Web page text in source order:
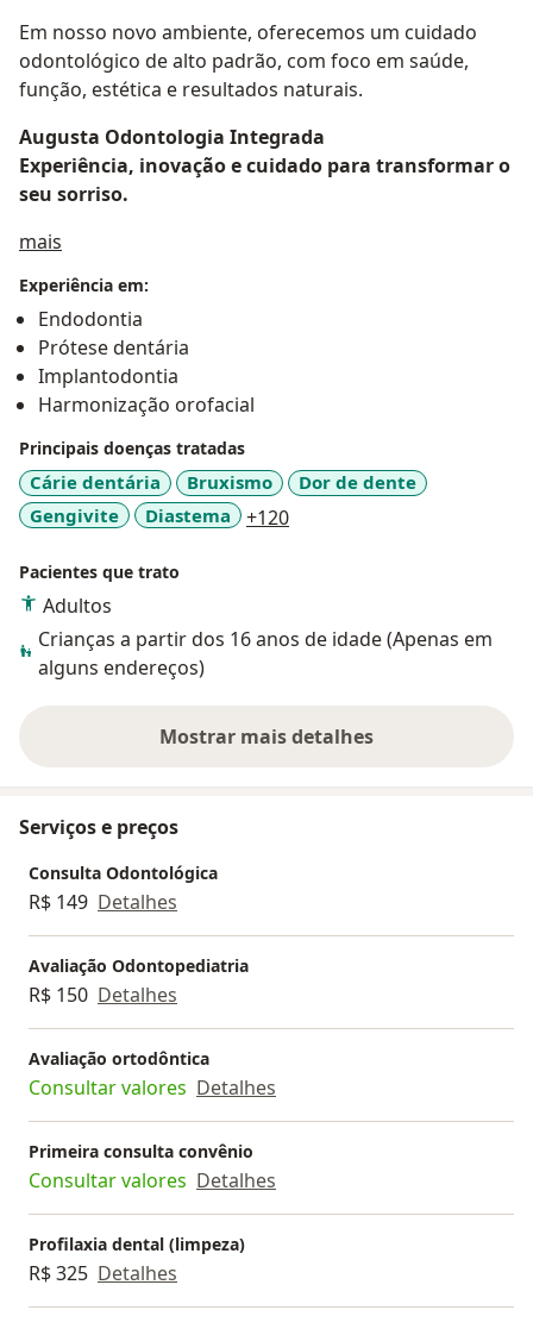
Em nosso novo ambiente, oferecemos um cuidado
odontológico de alto padrão, com foco em saúde,
função, estética e resultados naturais.
Augusta Odontologia Integrada
Experiência, inovação e cuidado para transformar o
seu sorriso.
mais
Experiência em:
Endodontia
Prótese dentária
Implantodontia
Harmonização orofacial
Principais doenças tratadas
Cárie dentária Bruxismo
Dor de dente
Gengivite
Diastema +120a11y_sr_more_diseases
Pacientes que trato
Adultos
Crianças a partir dos 16 anos de idade (Apenas em
alguns endereços)
Mostrar mais detalhes
sobre a experiência
Serviços e preços
Consulta Odontológica
R$ 149 Detalhes
Avaliação Odontopediatria
R$ 150 Detalhes
Avaliação ortodôntica
Consultar valores Detalhes
Primeira consulta convênio
Consultar valores Detalhes
Profilaxia dental (limpeza)
R$ 325 Detalhes